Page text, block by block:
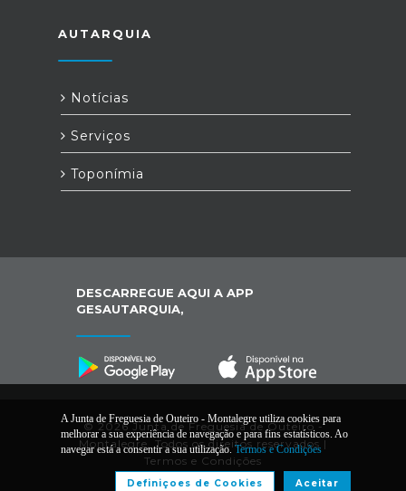
AUTARQUIA
Notícias
Serviços
Toponímia
DESCARREGUE AQUI A APP
GESAUTARQUIA,
© 2026 Junta de Freguesia de Outeiro -
Montalegre. Todos os direitos reservados |
Termos e Condições
A Junta de Freguesia de Outeiro - Montalegre utiliza cookies para
melhorar a sua experiência de navegação e para fins estatísticos. Ao
navegar está a consentir a sua utilização.Termos e Condições
Aceitar
Definiçoes de Cookies